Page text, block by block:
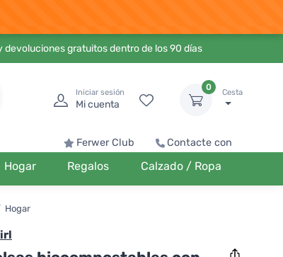
devoluciones gratuitos dentro de los 90 días
Iniciar sesión
Mi cuenta
0
Cesta
Ferwer Club Contacte con
Hogar Regalos Calzado / Ropa
Hogar